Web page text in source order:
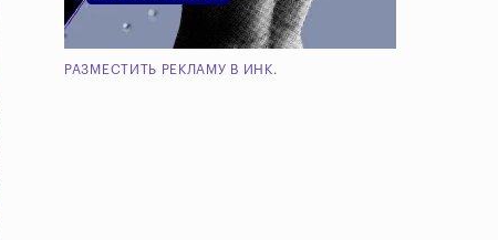
РАЗМЕСТИТЬ РЕКЛАМУ В ИНК.